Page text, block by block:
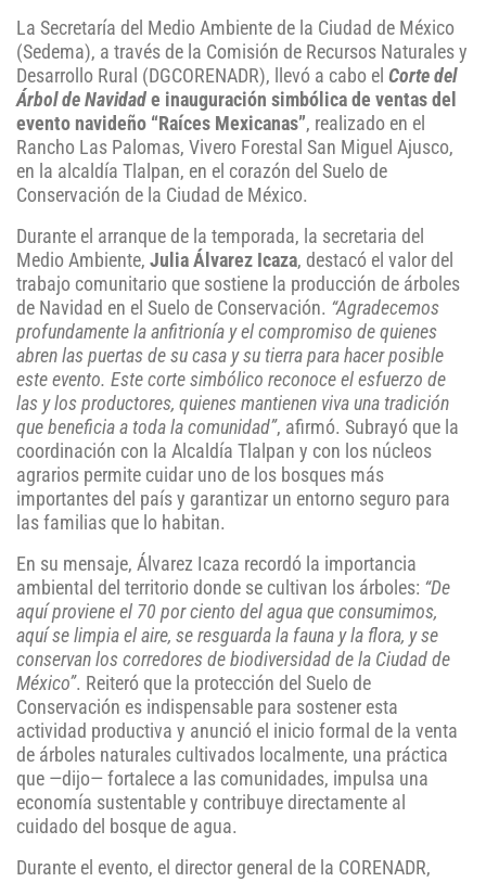
La Secretaría del Medio Ambiente de la Ciudad de México
(Sedema), a través de la Comisión de Recursos Naturales y
Desarrollo Rural (DGCORENADR), llevó a cabo el Corte del
Árbol de Navidad e inauguración simbólica de ventas del
evento navideño “Raíces Mexicanas”, realizado en el
Rancho Las Palomas, Vivero Forestal San Miguel Ajusco,
en la alcaldía Tlalpan, en el corazón del Suelo de
Conservación de la Ciudad de México.
Durante el arranque de la temporada, la secretaria del
Medio Ambiente, Julia Álvarez Icaza, destacó el valor del
trabajo comunitario que sostiene la producción de árboles
de Navidad en el Suelo de Conservación. “Agradecemos
profundamente la anfitrionía y el compromiso de quienes
abren las puertas de su casa y su tierra para hacer posible
este evento. Este corte simbólico reconoce el esfuerzo de
las y los productores, quienes mantienen viva una tradición
que beneficia a toda la comunidad”, afirmó. Subrayó que la
coordinación con la Alcaldía Tlalpan y con los núcleos
agrarios permite cuidar uno de los bosques más
importantes del país y garantizar un entorno seguro para
las familias que lo habitan.
En su mensaje, Álvarez Icaza recordó la importancia
ambiental del territorio donde se cultivan los árboles: “De
aquí proviene el 70 por ciento del agua que consumimos,
aquí se limpia el aire, se resguarda la fauna y la flora, y se
conservan los corredores de biodiversidad de la Ciudad de
México”. Reiteró que la protección del Suelo de
Conservación es indispensable para sostener esta
actividad productiva y anunció el inicio formal de la venta
de árboles naturales cultivados localmente, una práctica
que —dijo— fortalece a las comunidades, impulsa una
economía sustentable y contribuye directamente al
cuidado del bosque de agua.
Durante el evento, el director general de la CORENADR,